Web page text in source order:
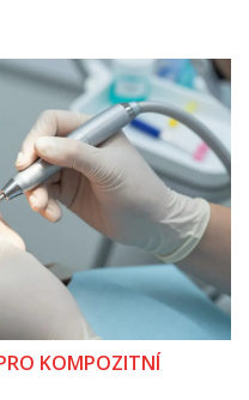
KOMPOZITNÍ